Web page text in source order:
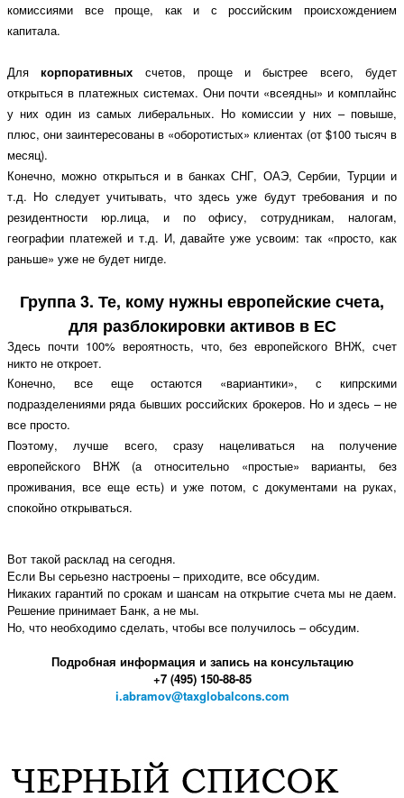
комиссиями все проще, как и с российским происхождением
капитала.
Длякорпоративных счетов, проще и быстрее всего, будет
открыться в платежных системах. Они почти «всеядны» и комплайнс
у них один из самых либеральных. Но комиссии у них – повыше,
плюс, они заинтересованы в «оборотистых» клиентах (от $100 тысяч в
месяц).
Конечно, можно открыться и в банках СНГ, ОАЭ, Сербии, Турции и
т.д. Но следует учитывать, что здесь уже будут требования и по
резидентности юр.лица, и по офису, сотрудникам, налогам,
географии платежей и т.д. И, давайте уже усвоим: так «просто, как
раньше» уже не будет нигде.
Группа 3. Те, кому нужны европейские счета,
для разблокировки активов в ЕС
Здесь почти 100% вероятность, что, без европейского ВНЖ, счет
никто не откроет.
Конечно, все еще остаются «вариантики», с кипрскими
подразделениями ряда бывших российских брокеров. Но и здесь – не
все просто.
Поэтому, лучше всего, сразу нацеливаться на получение
европейского ВНЖ (а относительно «простые» варианты, без
проживания, все еще есть) и уже потом, с документами на руках,
спокойно открываться.
Вот такой расклад на сегодня.
Если Вы серьезно настроены – приходите, все обсудим.
Никаких гарантий по срокам и шансам на открытие счета мы не даем.
Решение принимает Банк, а не мы.
Но, что необходимо сделать, чтобы все получилось – обсудим.
Подробная информация и запись на консультацию
+7 (495) 150-88-85
i.abramov@taxglobalcons.com